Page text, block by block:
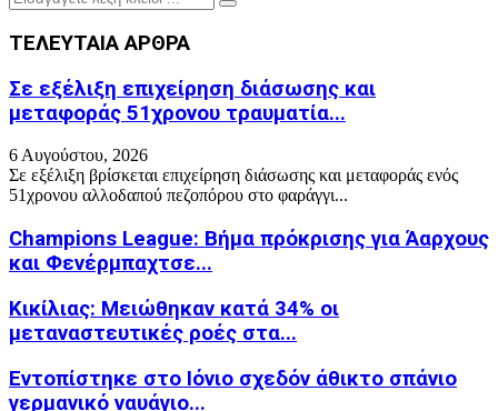
for:
Search
ΤΕΛΕΥΤΑΙΑ ΑΡΘΡΑ
Σε εξέλιξη επιχείρηση διάσωσης και
μεταφοράς 51χρονου τραυματία...
6 Αυγούστου, 2026
Σε εξέλιξη βρίσκεται επιχείρηση διάσωσης και μεταφοράς ενός
51χρονου αλλοδαπού πεζοπόρου στο φαράγγι...
Champions League: Βήμα πρόκρισης για Άαρχους
και Φενέρμπαχτσε...
Κικίλιας: Μειώθηκαν κατά 34% οι
μεταναστευτικές ροές στα...
Εντοπίστηκε στο Ιόνιο σχεδόν άθικτο σπάνιο
γερμανικό ναυάγιο...